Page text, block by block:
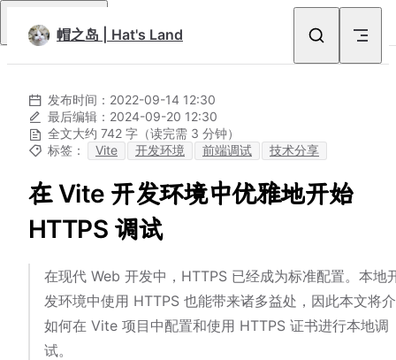
帽之岛 | Hat's Land
Return to top
发布时间：2022-09-14 12:30
最后编辑：2024-09-20 12:30
全文大约 742 字 （读完需 3 分钟）
标签：
Vite 开发环境 前端调试 技术分享
在 Vite 开发环境中优雅地开始
HTTPS 调试
在现代 W⁣︁eb 开发⁢中︀，⁣︁HTTPS︁ 已经成为⁣标⁢︀准配置。本地
发环境中使⁢︀用 H︀T⁢TPS 也⁢能︀带来诸多⁢益︀处，因此本文将︁
如︁何在 V⁣ite⁣ 项︁目︁中⁣配置和使︀用 HT⁢TPS⁢ 证︀书进行本⁢地调︀
试。